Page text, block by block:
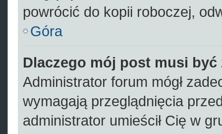
powrócić do kopii roboczej,
Góra
Dlaczego mój post musi
Administrator forum mógł
wymagają przeglądnięcia
administrator umieścił Cię w